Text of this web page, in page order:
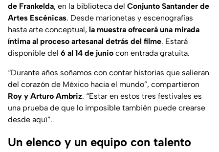
de Frankelda, en la biblioteca del Conjunto Santander de
Artes Escénicas. Desde marionetas y escenografías
hasta arte conceptual, la muestra ofrecerá una mirada
íntima al proceso artesanal detrás del filme. Estará
disponible del 6 al 14 de junio con entrada gratuita.
“Durante años soñamos con contar historias que salieran
del corazón de México hacia el mundo”, compartieron
Roy y Arturo Ambriz. “Estar en estos tres festivales es
una prueba de que lo imposible también puede crearse
desde aquí”.
Un elenco y un equipo con talento